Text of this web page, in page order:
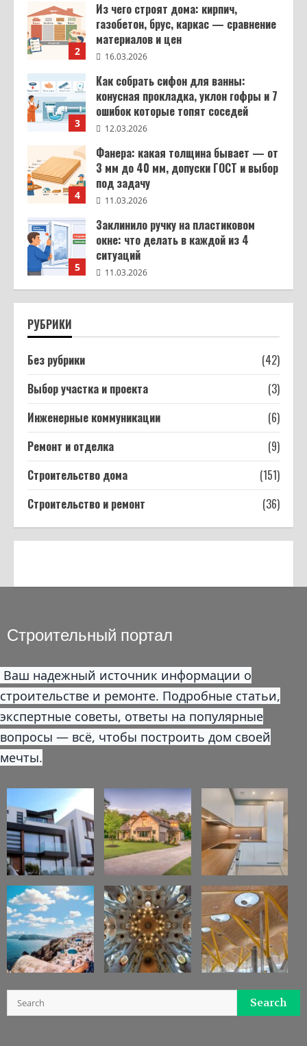
3
Как собрать сифон для ванны:
конусная прокладка, уклон гофры и 7
ошибок которые топят соседей
12.03.2026
4
Фанера: какая толщина бывает — от
3 мм до 40 мм, допуски ГОСТ и выбор
под задачу
11.03.2026
5
Заклинило ручку на пластиковом
окне: что делать в каждой из 4
ситуаций
11.03.2026
1
Шкаф своими руками из ЛДСП: от
замера до готовой сборки
16.03.2026
2
конусная прокладка, уклон гофры и 7
ошибок которые топят соседей
12.03.2026
4
Фанера: какая толщина бывает — от
3 мм до 40 мм, допуски ГОСТ и выбор
под задачу
11.03.2026
РУБРИКИ
Без рубрики
(42)
Выбор участка и проекта
(3)
Инженерные коммуникации
(6)
Ремонт и отделка
(9)
Строительство дома
(151)
Строительство и ремонт
(36)
Строительный портал
Ваш надежный источник информации о
строительстве и ремонте. Подробные статьи,
экспертные советы, ответы на популярные
вопросы — всё, чтобы построить дом своей
мечты.
Search